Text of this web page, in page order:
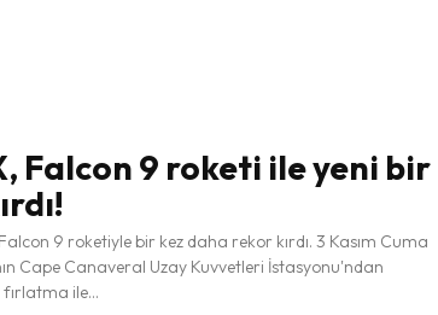
Falcon 9 roketi ile yeni bir
9 roketiyle bir kez daha rekor kırdı. 3 Kasım Cuma
Cape Canaveral Uzay Kuvvetleri İstasyonu'ndan
ile...